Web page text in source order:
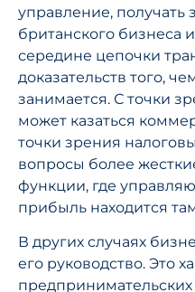
управление, получать
британского бизнеса
середине цепочки
доказательств того,
занимается. С точки
может казаться
точки зрения
вопросы более
функции, где
прибыль находится
В других случаях
его руководство. Это